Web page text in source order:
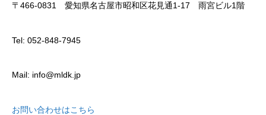
〒466-0831 愛知県名古屋市昭和区花見通1-17 雨宮ビル1階
Tel: 052-848-7945
Mail: info@mldk.jp
お問い合わせはこちら